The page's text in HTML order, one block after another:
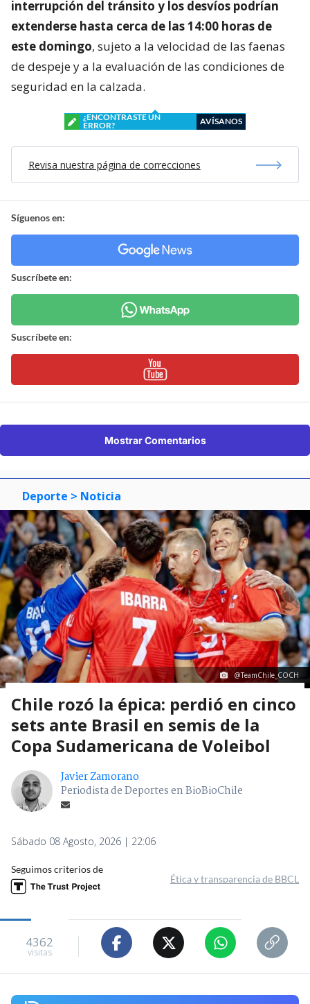
interrupción del tránsito y los desvíos podrían
extenderse hasta cerca de las 14:00 horas de
este domingo, sujeto a la velocidad de las faenas
de despeje y a la evaluación de las condiciones de
seguridad en la calzada.
¿ENCONTRASTE UN
ERROR?
AVÍSANOS
Revisa nuestra página de correcciones
Síguenos en:
Suscríbete en:
Suscríbete en:
Mostrar Comentarios
Deporte > Noticia
@TeamChile_COCH
Chile rozó la épica: perdió en cinco
sets ante Brasil en semis de la
Copa Sudamericana de Voleibol
Javier Zamorano
Periodista de Deportes en BioBioChile
Sábado 08 Agosto, 2026 | 22:06
Seguimos criterios de
Ética y transparencia de BBCL
4362
visitas